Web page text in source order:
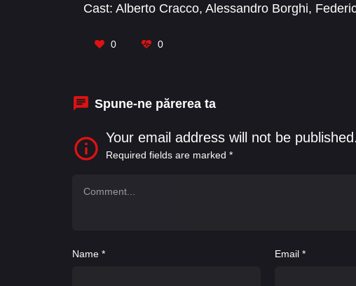
Cast: Alberto Cracco, Alessandro Borghi,
Giuseppe Amelio
0 0
Spune-ne părerea ta
Your email address will not be published.
Required fields are marked *
Name * Email*